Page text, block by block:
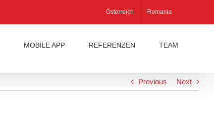
Österreich Romania
MOBILE APP REFERENZEN TEAM
Previous Next